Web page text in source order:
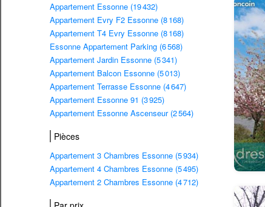
Appartement Essonne (19 432)
Appartement Evry F2 Essonne (8 168)
Appartement T4 Evry Essonne (8 168)
Essonne Appartement Parking (6 568)
Appartement Jardin Essonne (5 341)
Appartement Balcon Essonne (5 013)
Appartement Terrasse Essonne (4 647)
Appartement Essonne 91 (3 925)
Appartement Essonne Ascenseur (2 564)
Pièces
Appartement 3 Chambres Essonne (5 934)
Appartement 4 Chambres Essonne (5 495)
Appartement 2 Chambres Essonne (4 712)